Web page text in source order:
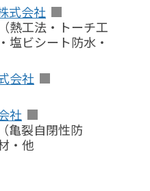
式会社
熱工法・トーチ工
塩ビシート防水・
会社
社
亀裂自閉性防
・他